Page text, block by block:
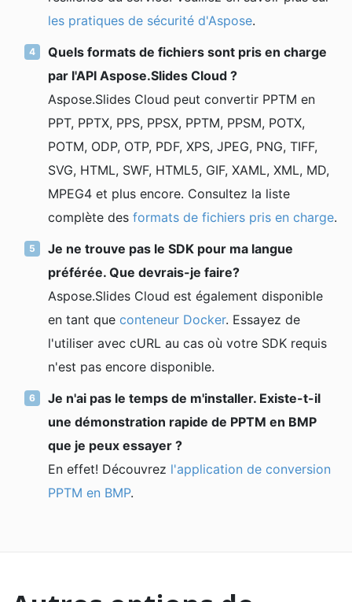
les pratiques de sécurité d'Aspose.
Quels formats de fichiers sont pris en charge
par l'API Aspose.Slides Cloud ?
Aspose.Slides Cloud peut convertir PPTM en
PPT, PPTX, PPS, PPSX, PPTM, PPSM, POTX,
POTM, ODP, OTP, PDF, XPS, JPEG, PNG, TIFF,
SVG, HTML, SWF, HTML5, GIF, XAML, XML, MD,
MPEG4 et plus encore. Consultez la liste
complète des formats de fichiers pris en charge.
Je ne trouve pas le SDK pour ma langue
préférée. Que devrais-je faire?
Aspose.Slides Cloud est également disponible
en tant que conteneur Docker. Essayez de
l'utiliser avec cURL au cas où votre SDK requis
n'est pas encore disponible.
Je n'ai pas le temps de m'installer. Existe-t-il
une démonstration rapide de PPTM en BMP
que je peux essayer ?
En effet! Découvrez l'application de conversion
PPTM en BMP.